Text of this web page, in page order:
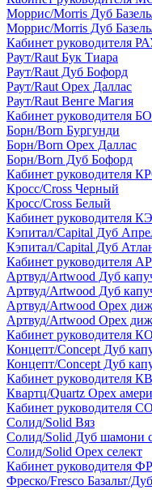
Моррис/Morris Дуб
Моррис/Morris Дуб
Кабинет руководителя
Раут/Raut Бук Тиара
Раут/Raut Дуб Бофорд
Раут/Raut Орех Даллас
Раут/Raut Венге Магия
Кабинет руководителя
Борн/Born Бургунди
Борн/Born Орех Даллас
Борн/Born Дуб Бофорд
Кабинет руководителя
Кросс/Cross Черный
Кросс/Cross Белый
Кабинет руководителя
Кэпитал/Capital Дуб
Кэпитал/Capital Дуб
Кабинет руководителя
Артвуд/Artwood Дуб
Артвуд/Artwood Дуб
Артвуд/Artwood Орех
Артвуд/Artwood Орех
Кабинет руководителя
Концепт/Concept Дуб
Концепт/Concept Дуб
Кабинет руководителя
Квартц/Quartz Орех
Кабинет руководителя
Солид/Solid Вяз
Солид/Solid Дуб шамони
Солид/Solid Орех селект
Кабинет руководителя
Фреско/Fresco Базальт/